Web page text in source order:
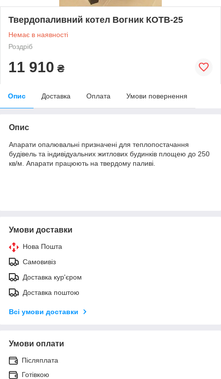
Твердопаливний котел Вогник КОТВ-25
Немає в наявності
Роздріб
11 910 ₴
Опис Доставка Оплата Умови повернення
Опис
Апарати опалювальні призначені для теплопостачання
будівель та індивідуальних житлових будинків площею до 250
кв/м. Апарати працюють на твердому паливі.
Умови доставки
Нова Пошта
Самовивіз
Доставка кур'єром
Доставка поштою
Всі умови доставки
Умови оплати
Післяплата
Готівкою